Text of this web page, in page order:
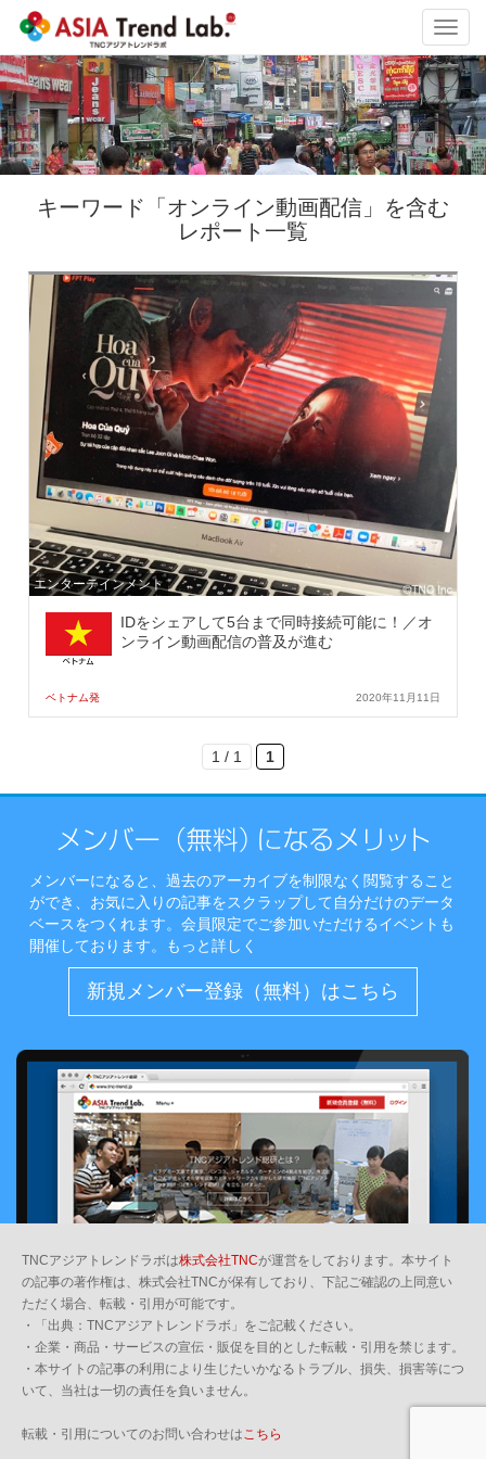
キーワード「オンライン動画配信」を含む
レポート一覧
エンターテインメント
IDをシェアして5台まで同時接続可能に！／オ
ンライン動画配信の普及が進む
ベトナム発 2020年11月11日
1 / 1 1
メンバーになると、過去のアーカイブを制限なく閲覧すること
ができ、お気に入りの記事をスクラップして自分だけのデータ
ベースをつくれます。会員限定でご参加いただけるイベントも
開催しております。
もっと詳しく
新規メンバー登録（無料）はこちら
TNCアジアトレンドラボは株式会社TNCが運営をしております。本サイト
の記事の著作権は、株式会社TNCが保有しており、下記ご確認の上同意い
ただく場合、転載・引用が可能です。
・「出典：TNCアジアトレンドラボ」をご記載ください。
・企業・商品・サービスの宣伝・販促を目的とした転載・引用を禁じます。
・本サイトの記事の利用により生じたいかなるトラブル、損失、損害等につ
いて、当社は一切の責任を負いません。
転載・引用についてのお問い合わせはこちら